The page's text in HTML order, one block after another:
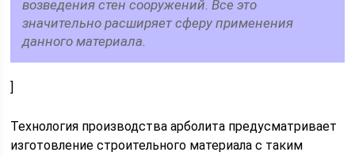
возведения стен сооружений. Все это
значительно расширяет сферу применения
данного материала.
]
Технология производства арболита предусматривает
изготовление строительного материала с таким